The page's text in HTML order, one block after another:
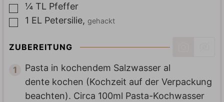
▢
¼ TL Pfeffer
▢
1 EL Petersilie, gehackt
ZUBEREITUNG
Pasta in kochendem Salzwasser al
dente kochen (Kochzeit auf der Verpackung
beachten). Circa 100ml Pasta-Kochwasser